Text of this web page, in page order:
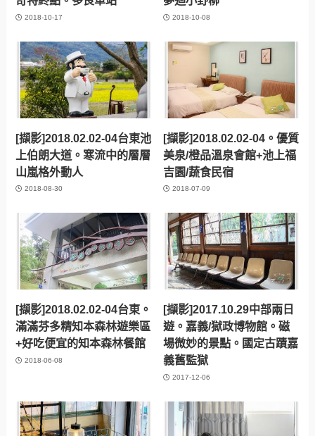
2018-10-17 2018-10-08
[擷影]2018.02.02-04台東池
上伯朗大道。寒流中的層層
山嵐格外動人
2018-08-30
[擷影]2018.02.02-04。優質
美泉/橙品溫泉會館+池上福
吉園/蔬食民宿
2018-07-09
[擷影]2018.02.02-04台東。
滿滿芬多精知本森林遊樂區
+好吃便宜的知本森林餐館
2018-06-08
[擷影]2017.10.29中部兩日
遊。嘉義/獄政博物館。磁
場微妙的景點。國定古蹟嘉
義舊監獄
2017-12-06